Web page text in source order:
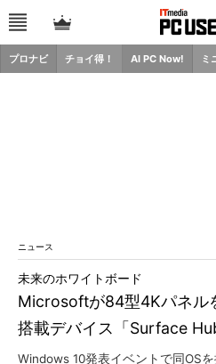
プロナビ チョイ得！ AI PC Now! ミ
ニュース
Microsoftが84型4Kパネル
搭載デバイス「Surface
未来のホワイトボード
Windows 10発表イベントで同OS